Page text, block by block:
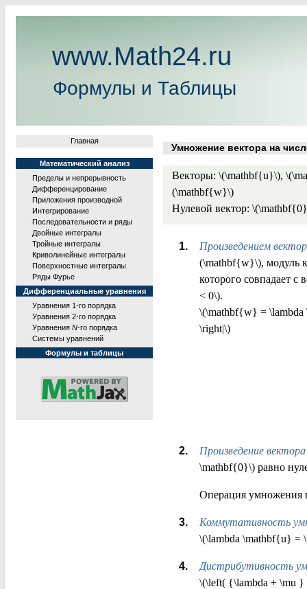
www.Math24.ru
Формулы и Таблицы
Главная
Математический анализ
Пределы и непрерывность
Дифференцирование
Приложения производной
Интегрирование
Последовательности и ряды
Двойные интегралы
Тройные интегралы
Криволинейные интегралы
Поверхностные интегралы
Ряды Фурье
Дифференциальные уравнения
Уравнения 1-го порядка
Уравнения 2-го порядка
Уравнения N-го порядка
Системы уравнений
Формулы и таблицы
Умножение вектора на
Векторы: \(\mathbf{u}\),
(\mathbf{w}\)
Нулевой вектор:
Произведением
(\mathbf{w}\), модуль
которого совпадает
< 0\).
\(\mathbf{w} = \lambda
\right|\)
Произведение
\mathbf{0}\) равно
Операция умножения
Коммутативность
\(\lambda \mathbf{u} =
Дистрибутивность
\(\left( {\lambda + \mu